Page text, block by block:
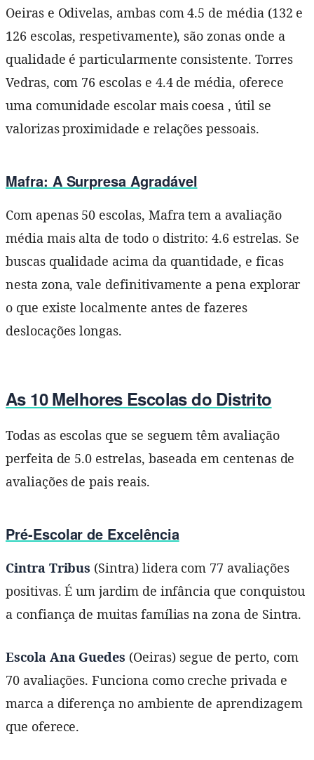
Oeiras e Odivelas, ambas com 4.5 de média (132 e
126 escolas, respetivamente), são zonas onde a
qualidade é particularmente consistente. Torres
Vedras, com 76 escolas e 4.4 de média, oferece
uma comunidade escolar mais coesa , útil se
valorizas proximidade e relações pessoais.
Mafra: A Surpresa Agradável
Com apenas 50 escolas, Mafra tem a avaliação
média mais alta de todo o distrito: 4.6 estrelas. Se
buscas qualidade acima da quantidade, e ficas
nesta zona, vale definitivamente a pena explorar
o que existe localmente antes de fazeres
deslocações longas.
As 10 Melhores Escolas do Distrito
Todas as escolas que se seguem têm avaliação
perfeita de 5.0 estrelas, baseada em centenas de
avaliações de pais reais.
Pré-Escolar de Excelência
Cintra Tribus (Sintra) lidera com 77 avaliações
positivas. É um jardim de infância que conquistou
a confiança de muitas famílias na zona de Sintra.
Escola Ana Guedes (Oeiras) segue de perto, com
70 avaliações. Funciona como creche privada e
marca a diferença no ambiente de aprendizagem
que oferece.